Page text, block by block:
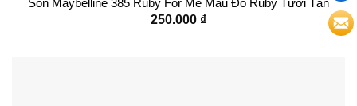
250.000 ₫